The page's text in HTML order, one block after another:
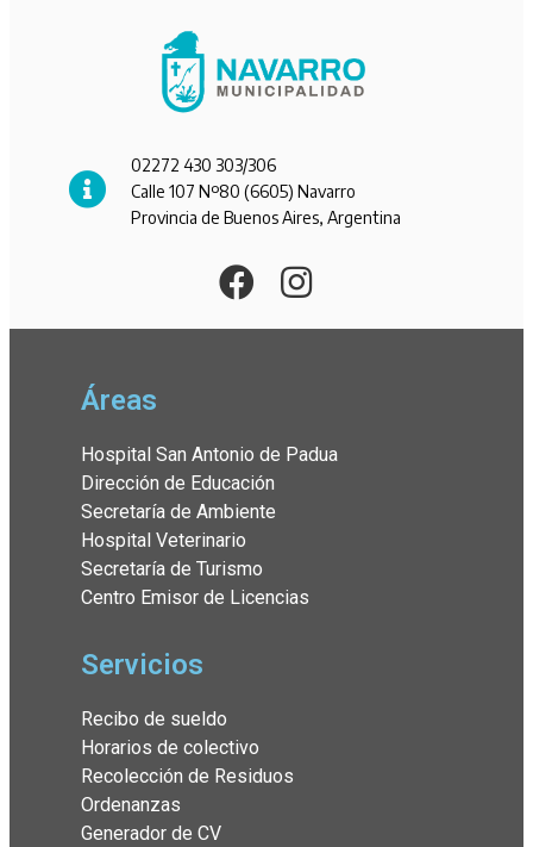
02272 430 303/306
Calle 107 Nº80 (6605) Navarro
Provincia de Buenos Aires, Argentina
Áreas
Hospital San Antonio de Padua
Dirección de Educación
Secretaría de Ambiente
Hospital Veterinario
Secretaría de Turismo
Centro Emisor de Licencias
Servicios
Recibo de sueldo
Horarios de colectivo
Recolección de Residuos
Ordenanzas
Generador de CV